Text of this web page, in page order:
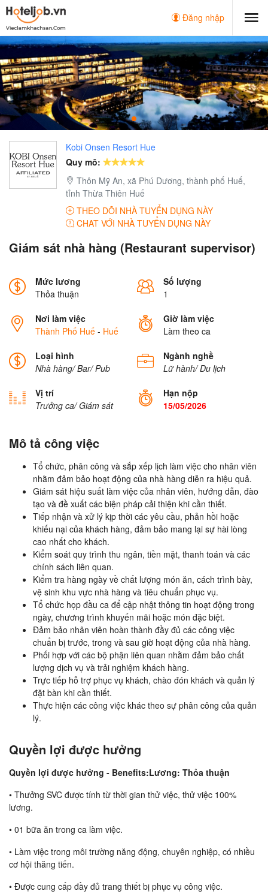
Đăng nhập
Kobi Onsen Resort Hue
Quy mô:
Thôn Mỹ An, xã Phú Dương, thành phố Huế,
tỉnh Thừa Thiên Huế
THEO DÕI NHÀ TUYỂN DỤNG NÀY
CHAT VỚI NHÀ TUYỂN DỤNG NÀY
Giám sát nhà hàng (Restaurant supervisor)
Mức lương
Thỏa thuận
Số lượng
1
Nơi làm việc
Thành Phố Huế - Huế
Giờ làm việc
Làm theo ca
Loại hình
Nhà hàng/ Bar/ Pub
Ngành nghề
Lữ hành/ Du lịch
Vị trí
Trưởng ca/ Giám sát
Hạn nộp
15/05/2026
Mô tả công việc
Tổ chức, phân công và sắp xếp lịch làm việc cho nhân viên
nhằm đảm bảo hoạt động của nhà hàng diễn ra hiệu quả.
Giám sát hiệu suất làm việc của nhân viên, hướng dẫn, đào
tạo và đề xuất các biện pháp cải thiện khi cần thiết.
Tiếp nhận và xử lý kịp thời các yêu cầu, phản hồi hoặc
khiếu nại của khách hàng, đảm bảo mang lại sự hài lòng
cao nhất cho khách.
Kiểm soát quy trình thu ngân, tiền mặt, thanh toán và các
chính sách liên quan.
Kiểm tra hàng ngày về chất lượng món ăn, cách trình bày,
vệ sinh khu vực nhà hàng và tiêu chuẩn phục vụ.
Tổ chức họp đầu ca để cập nhật thông tin hoạt động trong
ngày, chương trình khuyến mãi hoặc món đặc biệt.
Đảm bảo nhân viên hoàn thành đầy đủ các công việc
chuẩn bị trước, trong và sau giờ hoạt động của nhà hàng.
Phối hợp với các bộ phận liên quan nhằm đảm bảo chất
lượng dịch vụ và trải nghiệm khách hàng.
Trực tiếp hỗ trợ phục vụ khách, chào đón khách và quản lý
đặt bàn khi cần thiết.
Thực hiện các công việc khác theo sự phân công của quản
lý.
Quyền lợi được hưởng
Quyền lợi được hưởng - Benefits:Lương: Thỏa thuận
• Thưởng SVC được tính từ thời gian thử việc, thử việc 100%
lương.
• 01 bữa ăn trong ca làm việc.
• Làm việc trong môi trường năng động, chuyên nghiệp, có nhiều
cơ hội thăng tiến.
• Được cung cấp đầy đủ trang thiết bị phục vụ công việc.